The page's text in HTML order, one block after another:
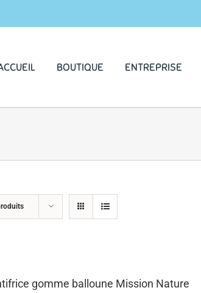
BOUTIQUE ENTREPRISE
gomme balloune Mission Nature